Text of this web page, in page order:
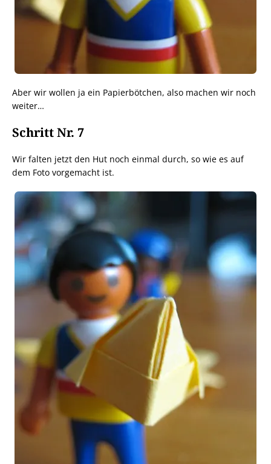
Aber wir wollen ja ein Papierbötchen, also machen wir noch
weiter…
Schritt Nr. 7
Wir falten jetzt den Hut noch einmal durch, so wie es auf
dem Foto vorgemacht ist.